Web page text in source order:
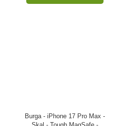
Burga - iPhone 17 Pro Max -